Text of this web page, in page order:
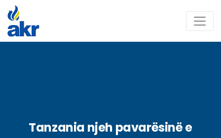
Tanzania njeh pavarësinë e